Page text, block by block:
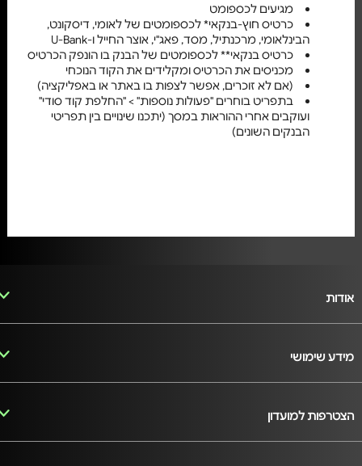
מגיעים לכספומט
כרטיס חוץ-בנקאי* לכספומטים של לאומי, דיסקונט,
הבינלאומי, מרכנתיל, מסד, פאג"י, אוצר החייל ו-U-Bank
כרטיס בנקאי** לכספומטים של הבנק בו הונפק הכרטיס
מכניסים את הכרטיס ומקלידים את הקוד הנוכחי
(אם לא זוכרים, אפשר לצפות בו באתר או באפליקציה)
בתפריט בוחרים "פעולות נוספות" > "החלפת קוד סודי"
ועוקבים אחרי ההוראות במסך (יתכנו שינויים בין תפריטי
הבנקים השונים)
אודות
מידע שימושי
הצטרפות למועדון